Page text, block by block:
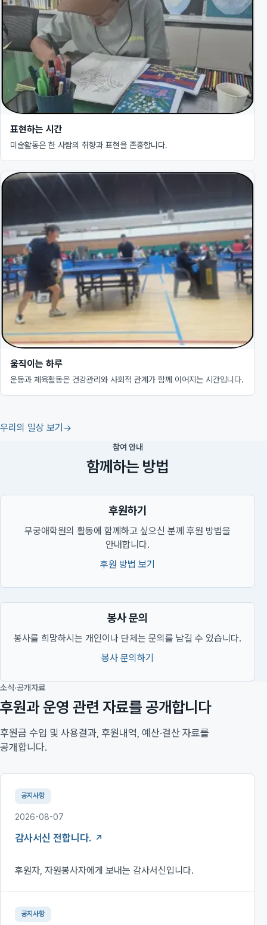
표현하는 시간
미술활동은 한 사람의 취향과 표현을 존중합니다.
움직이는 하루
운동과 체육활동은 건강관리와 사회적 관계가 함께 이어지는 시간입니다.
우리의 일상 보기
참여 안내
함께하는 방법
후원하기
무궁애학원의 활동에 함께하고 싶으신 분께 후원 방법을
안내합니다.
후원 방법 보기
봉사 문의
봉사를 희망하시는 개인이나 단체는 문의를 남길 수 있습니다.
봉사 문의하기
소식·공개자료
후원과 운영 관련 자료를 공개합니다
후원금 수입 및 사용결과, 후원내역, 예산·결산 자료를
공개합니다.
공지사항
2026-08-07
감사서신 전합니다.
후원자, 자원봉사자에게 보내는 감사서신입니다.
공지사항